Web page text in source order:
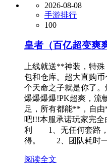
2026-08-08
手游排行
100
皇者（百亿超变爽
上线就送**神装，特
包和仓库。超大直购
个天命之子就是你了
爆爆爆爆!PK超爽，流
足，所有都能**，自
吧!!!本服承诺玩家完
利 1、无任何套路，
得。 2、团队耗时一
阅读全文